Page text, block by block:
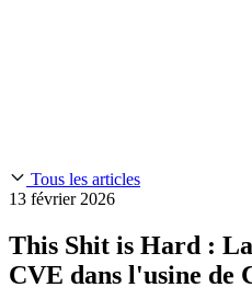
CVE Remediation
Technology
Public Sector
Slack Community
Documentation
Blog
Open Source Leadership
Partners
Tous les articles
13 février 2026
This Shit is Hard :
CVE dans l'usine de